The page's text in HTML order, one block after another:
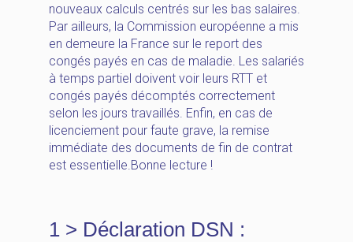
nouveaux calculs centrés sur les bas salaires.
Par ailleurs, la Commission européenne a mis
en demeure la France sur le report des
congés payés en cas de maladie. Les salariés
à temps partiel doivent voir leurs RTT et
congés payés décomptés correctement
selon les jours travaillés. Enfin, en cas de
licenciement pour faute grave, la remise
immédiate des documents de fin de contrat
est essentielle.Bonne lecture !
1 > Déclaration DSN :